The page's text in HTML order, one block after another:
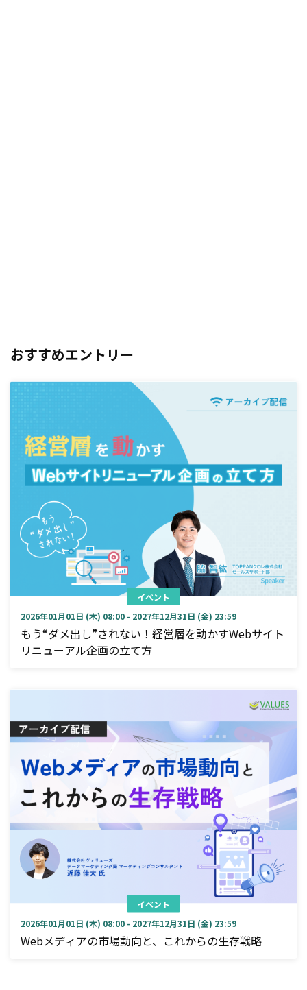
おすすめエントリー
イベント
2026年01月01日 (木) 08:00 - 2027年12月31日 (金) 23:59
もう“ダメ出し”されない！経営層を動かすWebサイト
リニューアル企画の立て方
イベント
2026年01月01日 (木) 08:00 - 2027年12月31日 (金) 23:59
Webメディアの市場動向と、これからの生存戦略